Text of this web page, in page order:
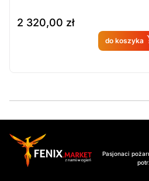
2 320,00 zł
do koszyka
Produkt
Pasjonaci